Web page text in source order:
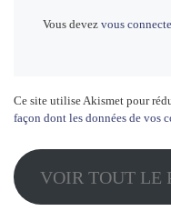
Vous devezvous
Ce site utilise Akismet pour
façon dont les données de vos
VOIR TOUT LE